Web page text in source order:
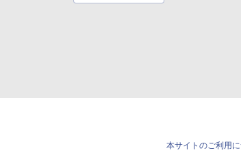
本サイトのご利用